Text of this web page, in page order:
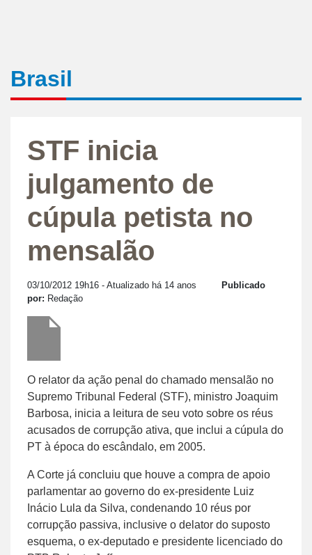
Brasil
STF inicia
julgamento de
cúpula petista no
mensalão
03/10/2012 19h16 - Atualizado há 14 anos
Publicado
por: Redação
O relator da ação penal do chamado mensalão no
Supremo Tribunal Federal (STF), ministro Joaquim
Barbosa, inicia a leitura de seu voto sobre os réus
acusados de corrupção ativa, que inclui a cúpula do
PT à época do escândalo, em 2005.
A Corte já concluiu que houve a compra de apoio
parlamentar ao governo do ex-presidente Luiz
Inácio Lula da Silva, condenando 10 réus por
corrupção passiva, inclusive o delator do suposto
esquema, o ex-deputado e presidente licenciado do